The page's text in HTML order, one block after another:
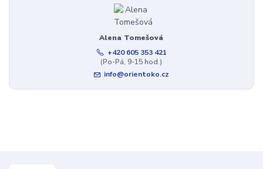
Alena Tomešová
+420 605 353 421
(Po-Pá, 9-15 hod.)
info@orientoko.cz